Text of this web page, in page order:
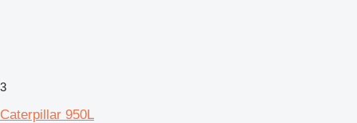
3
Caterpillar 950L